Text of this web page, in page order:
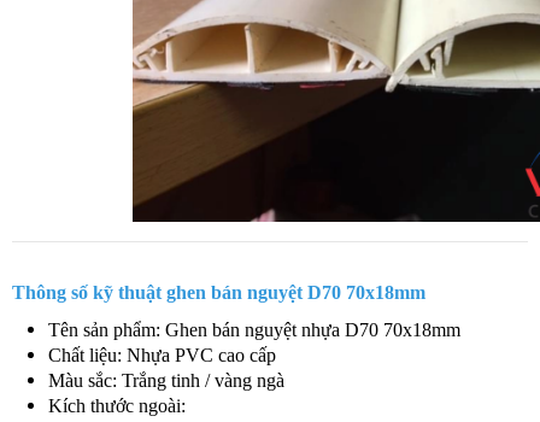
Thông số kỹ thuật ghen bán nguyệt D70 70x18mm
Tên sản phẩm: Ghen bán nguyệt nhựa D70 70x18mm
Chất liệu: Nhựa PVC cao cấp
Màu sắc: Trắng tinh / vàng ngà
Kích thước ngoài: